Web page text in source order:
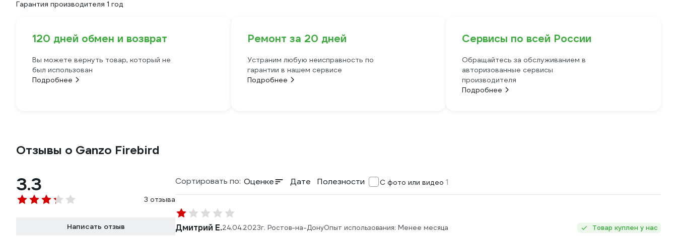
Гарантия производителя 1 год
120 дней обмен и возврат
Вы можете вернуть товар, который не
был использован
Подробнее
Ремонт за 20 дней
Устраним любую неисправность по
гарантии в нашем сервисе
Подробнее
Сервисы по всей России
Обращайтесь за обслуживанием в
авторизованные сервисы
производителя
Подробнее
Отзывы о Ganzo Firebird
3.3
3 отзыва
Написать отзыв
Сортировать по: Оценке Дате Полезности С фото или видео 1
Дмитрий Е.24.04.2023г. Ростов-на-ДонуОпыт использования: Менее месяца Товар куплен у нас